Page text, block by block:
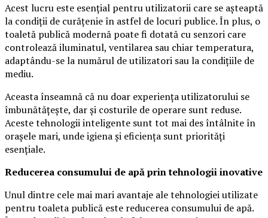
Acest lucru este esențial pentru utilizatorii care se așteaptă
la condiții de curățenie în astfel de locuri publice. În plus, o
toaletă publică modernă poate fi dotată cu senzori care
controlează iluminatul, ventilarea sau chiar temperatura,
adaptându-se la numărul de utilizatori sau la condițiile de
mediu.
Aceasta înseamnă că nu doar experiența utilizatorului se
îmbunătățește, dar și costurile de operare sunt reduse.
Aceste tehnologii inteligente sunt tot mai des întâlnite în
orașele mari, unde igiena și eficiența sunt priorități
esențiale.
Reducerea consumului de apă prin tehnologii inovative
Unul dintre cele mai mari avantaje ale tehnologiei utilizate
pentru toaleta publică este reducerea consumului de apă.